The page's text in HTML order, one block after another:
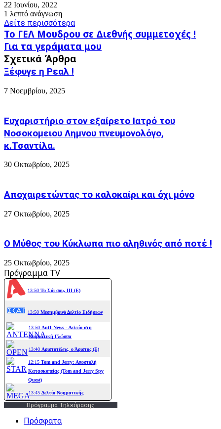
22 Ιουνίου, 2022
1 λεπτό ανάγνωση
Δείτε περισσότερα
Το
ΓΕΛ
Μουδρου
σε
Διεθνής
συμμετοχές
!
Το ΓΕΛ Μουδρου σε Διεθνής συμμετοχές !
Για
τα
γεράματα
μου
Για τα γεράματα μου
Σχετικά Άρθρα
Ξέφυγε η Ρεαλ !
7 Νοεμβρίου, 2025
Ευχαριστήριο στον εξαίρετο Ιατρό του
Νοσοκομειου Λημνου πνευμονολόγο,
κ.Τσαντίλα.
30 Οκτωβρίου, 2025
Αποχαιρετώντας το καλοκαίρι και όχι μόνο
27 Οκτωβρίου, 2025
Ο Μύθος του Κύκλωπα πιο αληθινός από ποτέ !
25 Οκτωβρίου, 2025
Πρόγραμμα TV
Πρόγραμμα Τηλεόρασης
Πρόσφατα